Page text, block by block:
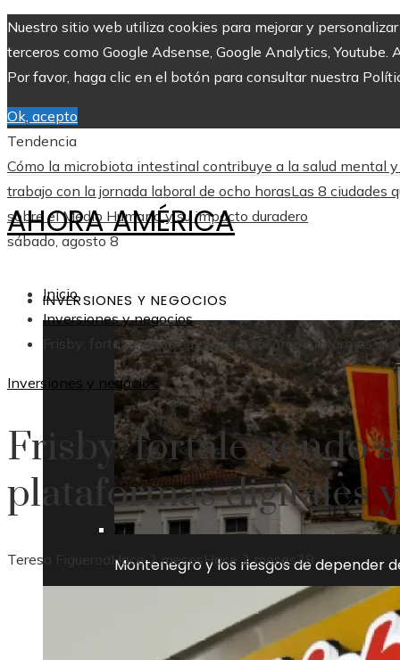
Nuestro sitio web utiliza cookies para mejorar y
terceros como Google Adsense, Google Analytics,
Por favor, haga clic en el botón para consultar nuestra
Ok, acepto
Tendencia
Cómo la microbiota intestinal contribuye a la salud mental
trabajo con la jornada laboral de ocho horasLas 8 ciudades
sobre el Medio Humano y su impacto duradero
sábado, agosto 8
AHORA AMÉRICA
INVERSIONES Y NEGOCIOS
Montenegro y los riesgos de depender
Inicio
Inversiones y negocios
Frisby: fortaleciendo su presencia con plataformas
Inversiones y negocios
Frisby: fortaleciendo
plataformas digitales
Teresa Figueroa Hace 2 meses Hace 2 meses38